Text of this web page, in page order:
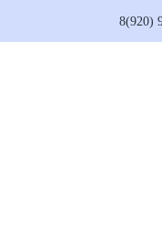
8(920)